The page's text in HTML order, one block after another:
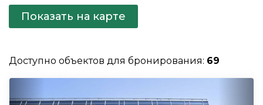
Показать на карте
Доступно объектов для бронирования: 69